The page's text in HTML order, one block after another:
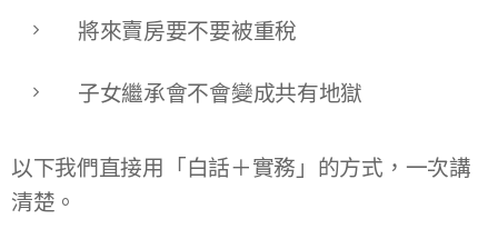
將來賣房要不要被重稅
子女繼承會不會變成共有地獄
以下我們直接用「白話＋實務」的方式，一次講
清楚。